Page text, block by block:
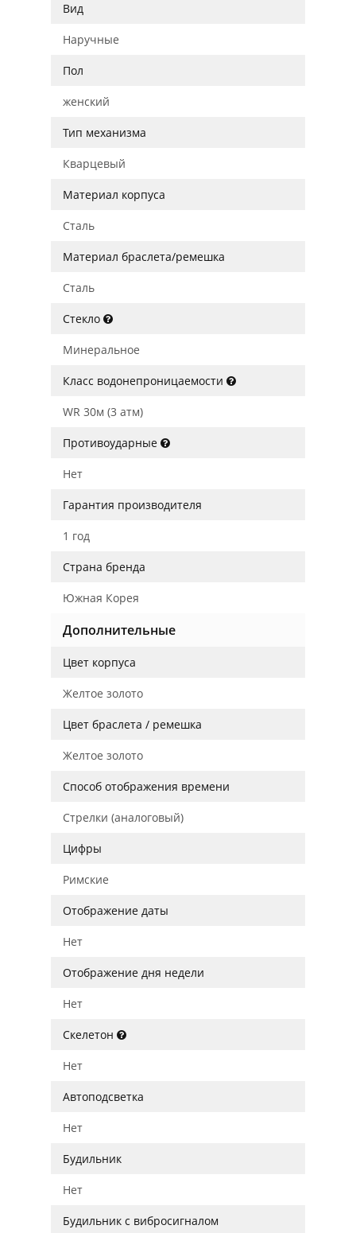
Вид
Наручные
Пол
женский
Тип механизма
Кварцевый
Материал корпуса
Сталь
Материал браслета/ремешка
Сталь
Стекло
Минеральное
Класс водонепроницаемости
WR 30м (3 атм)
Противоударные
Нет
Гарантия производителя
1 год
Страна бренда
Южная Корея
Дополнительные
Цвет корпуса
Желтое золото
Цвет браслета / ремешка
Желтое золото
Способ отображения времени
Стрелки (аналоговый)
Цифры
Римские
Отображение даты
Нет
Отображение дня недели
Нет
Скелетон
Нет
Автоподсветка
Нет
Будильник
Нет
Будильник с вибросигналом